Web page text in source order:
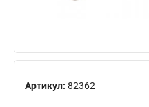
Артикул: 82362